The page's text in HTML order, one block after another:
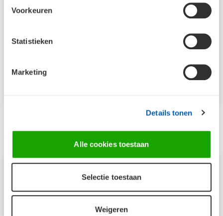
Voorkeuren
Statistieken
Marketing
Details tonen
Alle cookies toestaan
Selectie toestaan
Weigeren
Bekijk outdoor & fun →
Veelgestelde vragen
Moet ik een kortingscode gebruiken?
winkelwagen.